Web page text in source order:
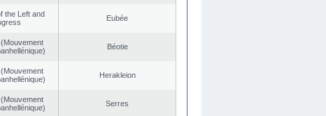
the Left and
Eubée
Béotie
Herakleion
Serres